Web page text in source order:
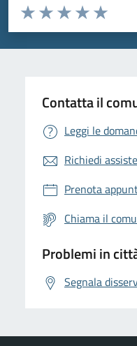
Valuta da 1 a 5 stelle la pagina
Valuta 5
Valuta 4
Valuta 3 stelle
Valuta 2 stelle su 5
Valuta 1 stelle su 5
Contatta il
Leggi le
Richiedi
Prenota
Chiama il
Problemi in
Segnala